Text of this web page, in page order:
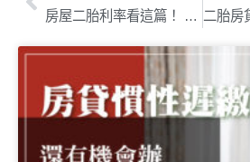
房屋二胎利率看這篇！ 最新二胎利率、還款試算一次算給你看